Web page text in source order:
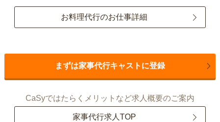
お料理代行のお仕事詳細
まずは家事代行キャストに登録
CaSyではたらくメリットなど求人概要のご案内
家事代行求人TOP